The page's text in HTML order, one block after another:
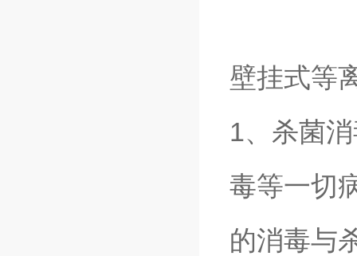
壁挂式等
1、杀菌
毒等一切
的消毒与